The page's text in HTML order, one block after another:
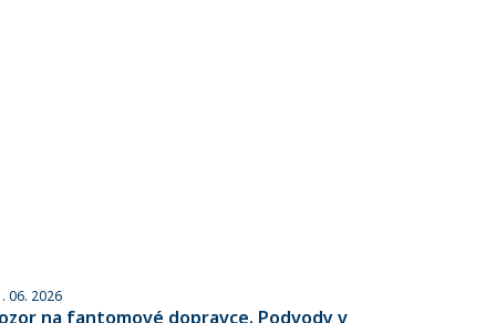
06. 2026
na fantomové dopravce. Podvody v